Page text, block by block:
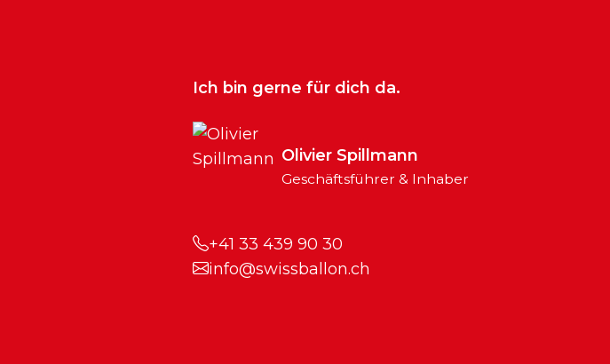
Ich bin gerne für dich da.
Olivier Spillmann
Geschäftsführer & Inhaber
+41 33 439 90 30
info@swissballon.ch